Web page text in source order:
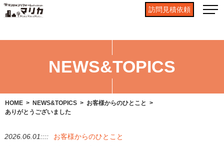
訪問見積依頼
NEWS&TOPICS
HOME NEWS&TOPICS
お客様からのひとこと
ありがとうございました
2026.06.01:::: お客様からのひとこと